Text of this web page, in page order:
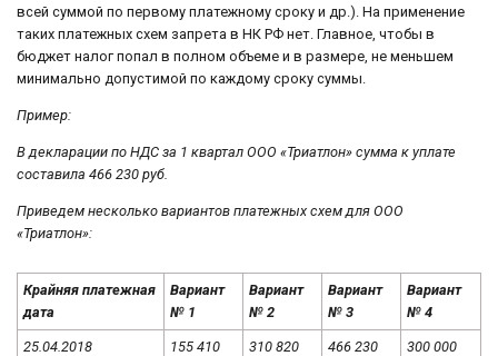
всей суммой по первому платежному сроку и др.). На применение
таких платежных схем запрета в НК РФ нет. Главное, чтобы в
бюджет налог попал в полном объеме и в размере, не меньшем
минимально допустимой по каждому сроку суммы.
Пример:
В декларации по НДС за 1 квартал ООО «Триатлон» сумма к уплате
составила 466 230 руб.
Приведем несколько вариантов платежных схем для ООО
«Триатлон»:
Крайняя платежная
дата
Вариант
№ 1
Вариант
№ 2
Вариант
№ 3
Вариант
№ 4
25.04.2018 155 410 310 820 466 230 300 000